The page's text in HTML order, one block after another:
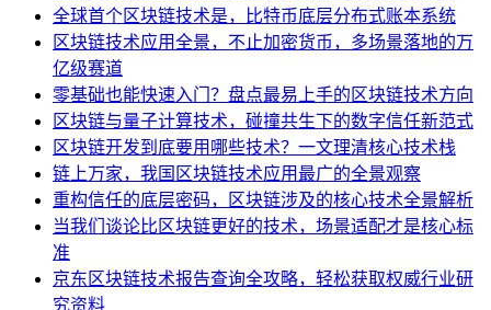
全球首个区块链技术是，比特币底层分布式账本系统
区块链技术应用全景，不止加密货币，多场景落地的万
亿级赛道
零基础也能快速入门？盘点最易上手的区块链技术方向
区块链与量子计算技术，碰撞共生下的数字信任新范式
区块链开发到底要用哪些技术？一文理清核心技术栈
链上万家，我国区块链技术应用最广的全景观察
重构信任的底层密码，区块链涉及的核心技术全景解析
当我们谈论比区块链更好的技术，场景适配才是核心标
准
京东区块链技术报告查询全攻略，轻松获取权威行业研
究资料